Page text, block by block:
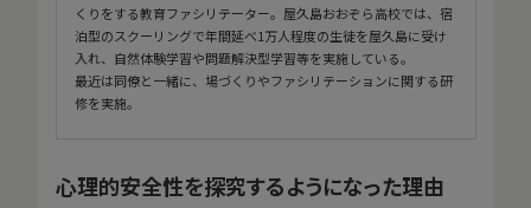
くりをする教育ファシリテーター。屋久島おおぞら高校では、宿
泊型のスクーリングで年間延べ1万人程度の生徒を屋久島に受け
入れ、自然体験学習や問題解決型学習等を実施している。
最近は同僚と一緒に、場づくりやファシリテーションに関する研
修を実施。
心理的安全性を探究するようになった理由